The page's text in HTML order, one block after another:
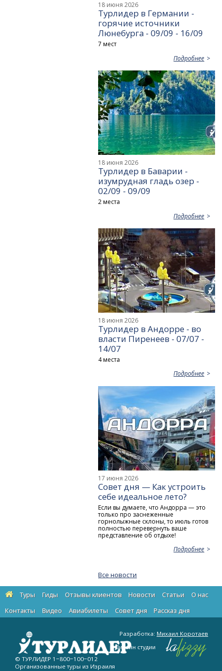
18 июня 2026
Турлидер в Германии -
горячие источники
Люнебурга - 09/09 - 16/09
7 мест
Подробнее
18 июня 2026
Турлидер в Баварии -
изумрудная гладь озер -
02/09 - 09/09
2 места
Подробнее
18 июня 2026
Турлидер в Андорре - во
власти Пиренеев - 07/07 -
14/07
4 места
Подробнее
17 июня 2026
Совет дня — Как устроить
себе идеальное лето?
Если вы думаете, что Андорра — это
только про заснеженные
горнолыжные склоны, то июль готов
полностью перевернуть ваше
представление об отдыхе!
Подробнее
Все новости
Туры Гиды Отзывы клиентов Новости Статьи
О нас
Контакты
Видео Авиабилеты Cовет дня Рассказ дня
© ТУРЛИДЕР 1−800−100−012
Организованные туры из Израиля
Разработка: Михаил Коротаев
Дизайн студии